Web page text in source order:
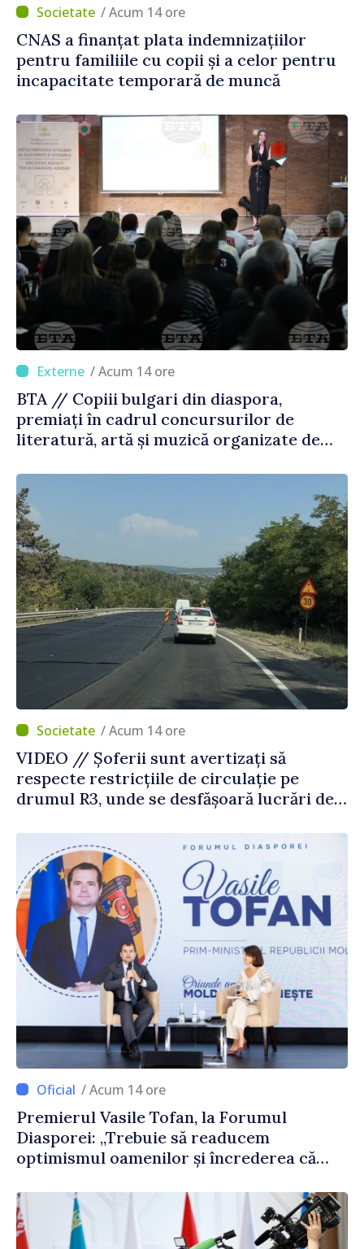
/ Acum 14 ore
CNAS a finanțat plata indemnizațiilor
pentru familiile cu copii și a celor pentru
incapacitate temporară de muncă
/ Acum 14 ore
BTA // Copiii bulgari din diaspora,
premiați în cadrul concursurilor de
literatură, artă și muzică organizate de
Străinătate
/ Acum 14 ore
VIDEO // Șoferii sunt avertizați să
respecte restricțiile de circulație pe
drumul R3, unde se desfășoară lucrări de
/ Acum 14 ore
Premierul Vasile Tofan, la Forumul
Diasporei: „Trebuie să readucem
optimismul oamenilor și încrederea că
corectă”